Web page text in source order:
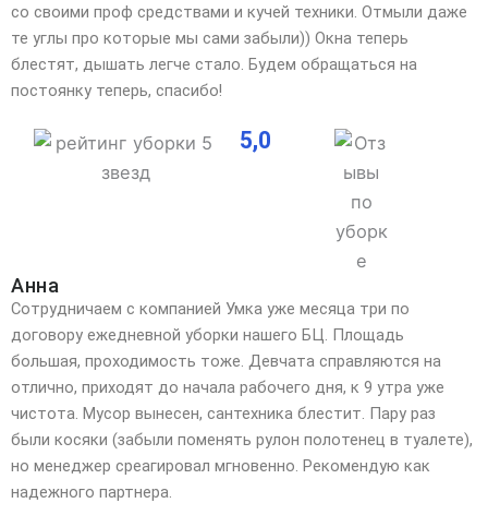
со своими проф средствами и кучей техники. Отмыли даже
те углы про которые мы сами забыли)) Окна теперь
блестят, дышать легче стало. Будем обращаться на
постоянку теперь, спасибо!
5,0
Анна
Сотрудничаем с компанией Умка уже месяца три по
договору ежедневной уборки нашего БЦ. Площадь
большая, проходимость тоже. Девчата справляются на
отлично, приходят до начала рабочего дня, к 9 утра уже
чистота. Мусор вынесен, сантехника блестит. Пару раз
были косяки (забыли поменять рулон полотенец в туалете),
но менеджер среагировал мгновенно. Рекомендую как
надежного партнера.